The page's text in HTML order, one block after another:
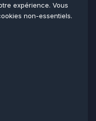
expérience. Vous
non-essentiels.